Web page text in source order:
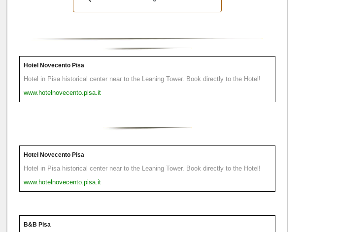
Hotel Novecento Pisa
Hotel in Pisa historical center near to the Leaning Tower. Book directly to the Hotel!
www.hotelnovecento.pisa.it
Hotel Novecento Pisa
Hotel in Pisa historical center near to the Leaning Tower. Book directly to the Hotel!
www.hotelnovecento.pisa.it
B&B Pisa